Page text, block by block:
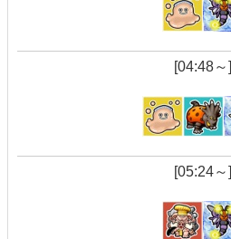
[04:48～]
[05:24～]